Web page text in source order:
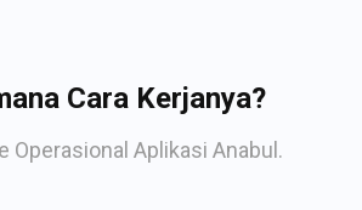
Cara Kerjanya?
Operasional Aplikasi Anabul.